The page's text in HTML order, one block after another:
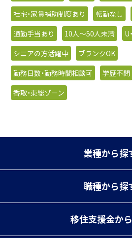
社宅・家賃補助制度あり
転勤なし
通勤手当あり
10人〜50人未満
U
シニアの方活躍中
ブランクOK
勤務日数・勤務時間相談可
学歴不問
香取・東総ゾーン
業種から探
職種から探
移住支援金か